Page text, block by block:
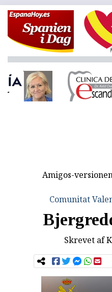
Amigos-
Comunitat
Skrevet af